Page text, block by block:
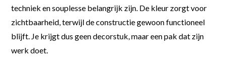
techniek en souplesse belangrijk zijn. De kleur zorgt voor
zichtbaarheid, terwijl de constructie gewoon functioneel
blijft. Je krijgt dus geen decorstuk, maar een pak dat zijn
werk doet.